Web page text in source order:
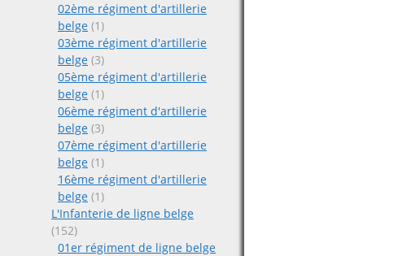
02ème régiment d'artillerie
belge (1)
03ème régiment d'artillerie
belge (3)
05ème régiment d'artillerie
belge (1)
06ème régiment d'artillerie
belge (3)
07ème régiment d'artillerie
belge (1)
16ème régiment d'artillerie
belge (1)
L'Infanterie de ligne belge
(152)
01er régiment de ligne belge